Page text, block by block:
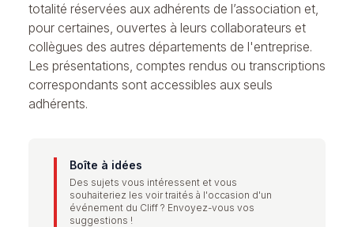
totalité réservées aux adhérents de l’association et,
pour certaines, ouvertes à leurs collaborateurs et
collègues des autres départements de l'entreprise.
Les présentations, comptes rendus ou transcriptions
correspondants sont accessibles aux seuls
adhérents.
Boîte à idées
Des sujets vous intéressent et vous
souhaiteriez les voir traités à l'occasion d'un
événement du Cliff ? Envoyez-vous vos
suggestions !